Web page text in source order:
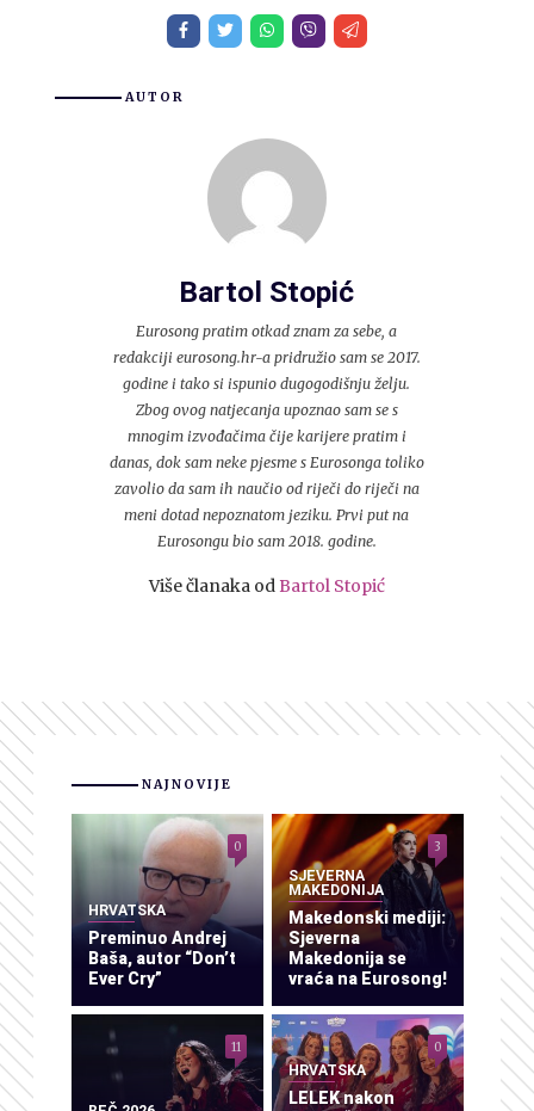
AUTOR
Bartol Stopić
Eurosong pratim otkad znam za sebe, a
redakciji eurosong.hr-a pridružio sam se 2017.
godine i tako si ispunio dugogodišnju želju.
Zbog ovog natjecanja upoznao sam se s
mnogim izvođačima čije karijere pratim i
danas, dok sam neke pjesme s Eurosonga toliko
zavolio da sam ih naučio od riječi do riječi na
meni dotad nepoznatom jeziku. Prvi put na
Eurosongu bio sam 2018. godine.
Više članaka odBartol Stopić
NAJNOVIJE
HRVATSKA
Preminuo Andrej
Baša, autor “Don’t
Ever Cry”
0
SJEVERNA
MAKEDONIJA
Makedonski mediji:
Sjeverna
Makedonija se
vraća na Eurosong!
3
11
HRVATSKA
LELEK nakon
0